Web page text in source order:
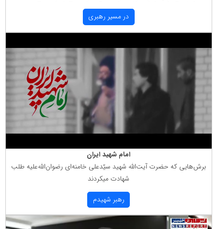
در مسیر رهبری
امام شهید ایران
برش‌هایی كه حضرت آیت‌الله شهید سیّدعلی خامنه‌ای رضوان‌الله‌علیه طلب
شهادت میكردند
رهبر شهیدم